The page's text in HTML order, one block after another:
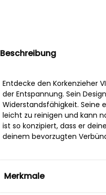
Beschreibung
Entdecke den Korkenzieher
der Entspannung. Sein
Widerstandsfähigkeit. Seine
leicht zu reinigen und kann
ist so konzipiert, dass er
deinem bevorzugten
Merkmale